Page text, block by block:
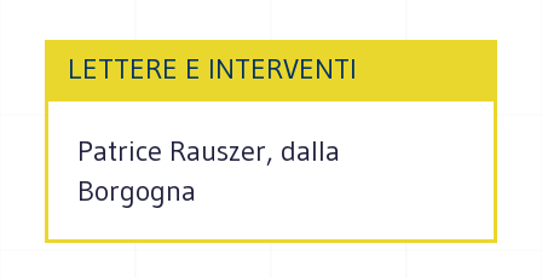
LETTERE E INTERVENTI
Patrice Rauszer, dalla
Borgogna